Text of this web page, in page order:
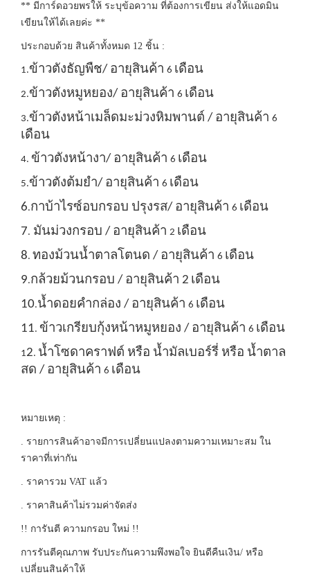
** มีการ์ดอวยพรให้ ระบุข้อความ ที่ต้องการเขียน ส่งให้แอดมิน
เขียนให้ได้เลยค่ะ **
ประกอบด้วย สินค้าทั้งหมด 12 ชิ้น :
1.ข้าวตังธัญพืช/ อายุสินค้า 6 เดือน
2.ข้าวตังหมูหยอง/ อายุสินค้า 6 เดือน
3.ข้าวตังหน้าเมล็ดมะม่วงหิมพานต์ / อายุสินค้า 6
เดือน
4. ข้าวตังหน้างา/ อายุสินค้า 6 เดือน
5.ข้าวตังต้มยำ/ อายุสินค้า 6 เดือน
6.กาบ้าไรซ์อบกรอบ ปรุงรส/ อายุสินค้า 6 เดือน
7. มันม่วงกรอบ / อายุสินค้า 2 เดือน
8. ทองม้วนน้ำตาลโตนด / อายุสินค้า 6 เดือน
9.กล้วยม้วนกรอบ / อายุสินค้า 2 เดือน
10.น้ำดอยคำกล่อง / อายุสินค้า 6 เดือน
11. ข้าวเกรียบกุ้งหน้าหมูหยอง / อายุสินค้า 6 เดือน
12. น้ำโซดาคราฟต์ หรือ น้ำมัลเบอร์รี่ หรือ น้ำตาล
สด / อายุสินค้า 6 เดือน
หมายเหตุ :
. รายการสินค้าอาจมีการเปลี่ยนแปลงตามความเหมาะสม ใน
ราคาที่เท่ากัน
. ราคารวม VAT แล้ว
. ราคาสินค้าไม่รวมค่าจัดส่ง
!! การันตี ความกรอบ ใหม่ !!
การรันตีคุณภาพ รับประกันความพึงพอใจ ยินดีคืนเงิน/ หรือ
เปลี่ยนสินค้าให้